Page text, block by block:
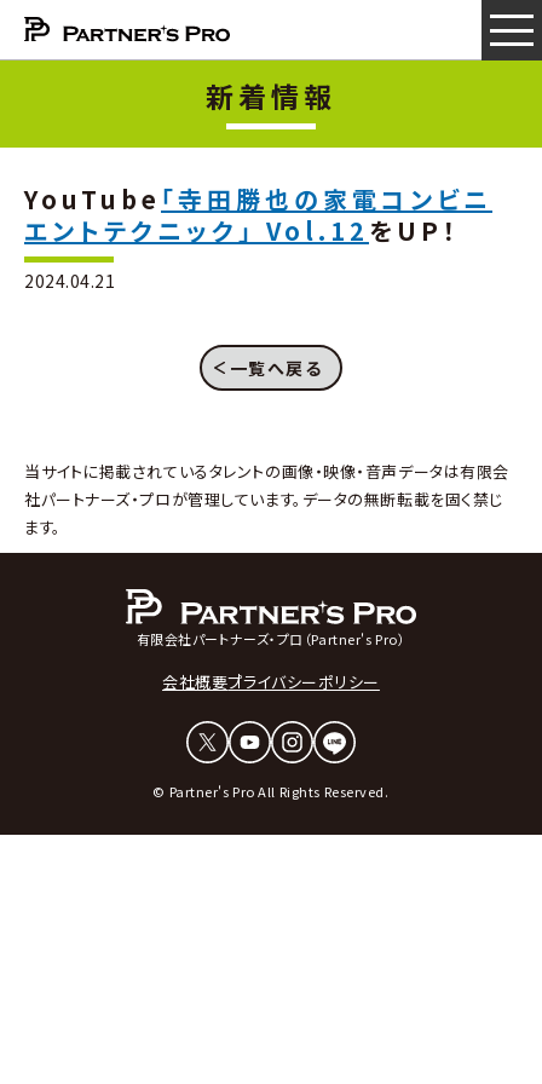
新着情報
YouTube 「寺田勝也の家電コンビニ
エントテクニック」 Vol.12 をUP！
2024.04.21
一覧へ戻る
当サイトに掲載されているタレントの画像・映像・音声データは有限会
社パートナーズ・プロが管理しています。データの無断転載を固く禁じ
ます。
有限会社パートナーズ・プロ（Partner's Pro）
会社概要プライバシーポリシー
© Partner's Pro All Rights Reserved.